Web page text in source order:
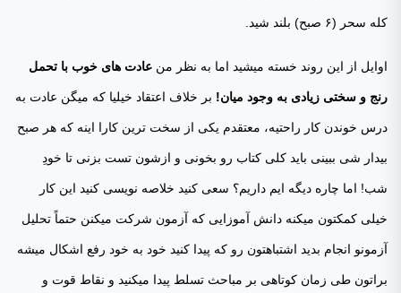
کله سحر (۶ صبح) بلند شید.
اوایل از این روند خسته میشید اما به نظر من عادت های خوب با تحمل
رنج و سختی زیادی به وجود میان! بر خلاف اعتقاد خیلیا که میگن عادت به
درس خوندن کار راحتیه، معتقدم یکی از سخت ترین کارا اینه که هر صبح
بیدار شی ببینی باید کلی کتاب رو بخونی و ازشون تست بزنی تا خودِ
شب! اما چاره دیگه ایم داریم؟ سعی کنید خلاصه نویسی کنید این کار
خیلی کمکتون میکنه دانش آموزایی که آزمون شرکت میکنن حتماً تحلیل
آزمونو انجام بدید اشتباهتون رو که پیدا کنید خود به خود رفع اشکال میشه
براتون طی زمان کوتاهی بر مباحث تسلط پیدا میکنید و نقاط قوت و